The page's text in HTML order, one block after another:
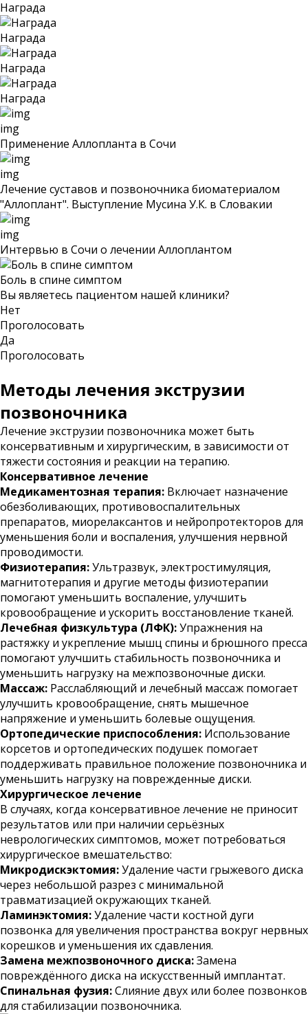
Награда
Награда
Награда
Награда
img
Применение Аллопланта в Сочи
img
Лечение суставов и позвоночника биоматериалом
"Аллоплант". Выступление Мусина У.К. в Словакии
img
Интервью в Сочи о лечении Аллоплантом
Боль в спине симптом
Вы являетесь пациентом нашей клиники?
Нет
Проголосовать
Да
Проголосовать
Методы лечения экструзии
позвоночника
Лечение экструзии позвоночника может быть
консервативным и хирургическим, в зависимости от
тяжести состояния и реакции на терапию.
Консервативное лечение
Медикаментозная терапия: Включает назначение
обезболивающих, противовоспалительных
препаратов, миорелаксантов и нейропротекторов для
уменьшения боли и воспаления, улучшения нервной
проводимости.
Физиотерапия:Ультразвук, электростимуляция,
магнитотерапия и другие методы физиотерапии
помогают уменьшить воспаление, улучшить
кровообращение и ускорить восстановление тканей.
Лечебная физкультура (ЛФК):Упражнения на
растяжку и укрепление мышц спины и брюшного пресса
помогают улучшить стабильность позвоночника и
уменьшить нагрузку на межпозвоночные диски.
Массаж: Расслабляющий и лечебный массаж помогает
улучшить кровообращение, снять мышечное
напряжение и уменьшить болевые ощущения.
Ортопедические приспособления: Использование
корсетов и ортопедических подушек помогает
поддерживать правильное положение позвоночника и
уменьшить нагрузку на поврежденные диски.
Хирургическое лечение
В случаях, когда консервативное лечение не приносит
результатов или при наличии серьёзных
неврологических симптомов, может потребоваться
хирургическое вмешательство:
Микродискэктомия:Удаление части грыжевого диска
через небольшой разрез с минимальной
травматизацией окружающих тканей.
Ламинэктомия:Удаление части костной дуги
позвонка для увеличения пространства вокруг нервных
корешков и уменьшения их сдавления.
Замена межпозвоночного диска:Замена
повреждённого диска на искусственный имплантат.
Спинальная фузия:Слияние двух или более позвонков
для стабилизации позвоночника.